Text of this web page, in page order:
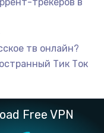
тв онлайн?
Тик Ток
Free VPN